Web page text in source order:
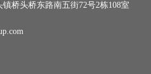
头桥东路南五街72号2栋108室